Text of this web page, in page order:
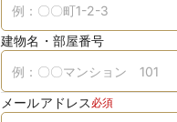
建物名・部屋番号
メールアドレス 必須